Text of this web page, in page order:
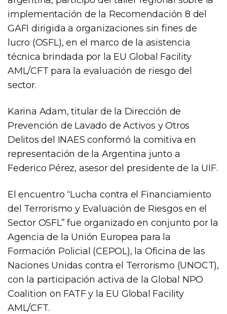
implementación de la Recomendación 8 del
GAFI dirigida a organizaciones sin fines de
lucro (OSFL), en el marco de la asistencia
técnica brindada por la EU Global Facility
AML/CFT para la evaluación de riesgo del
sector.
Karina Adam, titular de la Dirección de
Prevención de Lavado de Activos y Otros
Delitos del INAES conformó la comitiva en
representación de la Argentina junto a
Federico Pérez, asesor del presidente de la UIF.
El encuentro “Lucha contra el Financiamiento
del Terrorismo y Evaluación de Riesgos en el
Sector OSFL” fue organizado en conjunto por la
Agencia de la Unión Europea para la
Formación Policial (CEPOL), la Oficina de las
Naciones Unidas contra el Terrorismo (UNOCT),
con la participación activa de la Global NPO
Coalition on FATF y la EU Global Facility
AML/CFT.